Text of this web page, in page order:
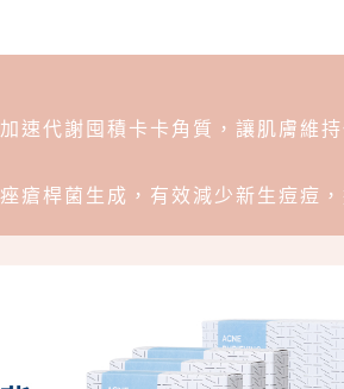
速代謝囤積卡卡角質，讓肌膚維
瘡桿菌生成，有效減少新生痘痘，